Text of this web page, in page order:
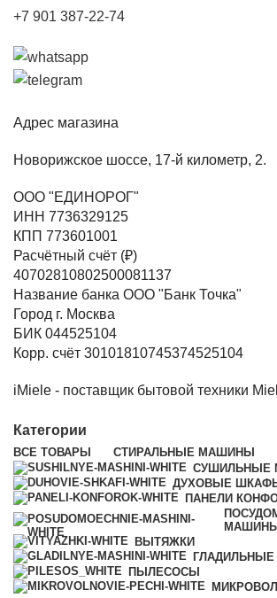
+7 901 387-22-74
Адрес магазина
Новорижское шоссе, 17-й километр, 2.
ООО "ЕДИНОРОГ"
ИНН 7736329125
КПП 773601001
Расчётный счёт (₽)
40702810802500081137
Название банка ООО "Банк Точка"
Город г. Москва
БИК 044525104
Корр. счёт 30101810745374525104
iMiele - поставщик бытовой техники
Категории
ВСЕ ТОВАРЫ
СТИРАЛЬНЫЕ МАШИНЫ
СУШИЛЬНЫЕ
ДУХОВЫЕ
ПАНЕЛИ
МАШИНЫ
ВЫТЯЖКИ
ПЫЛЕСОСЫ